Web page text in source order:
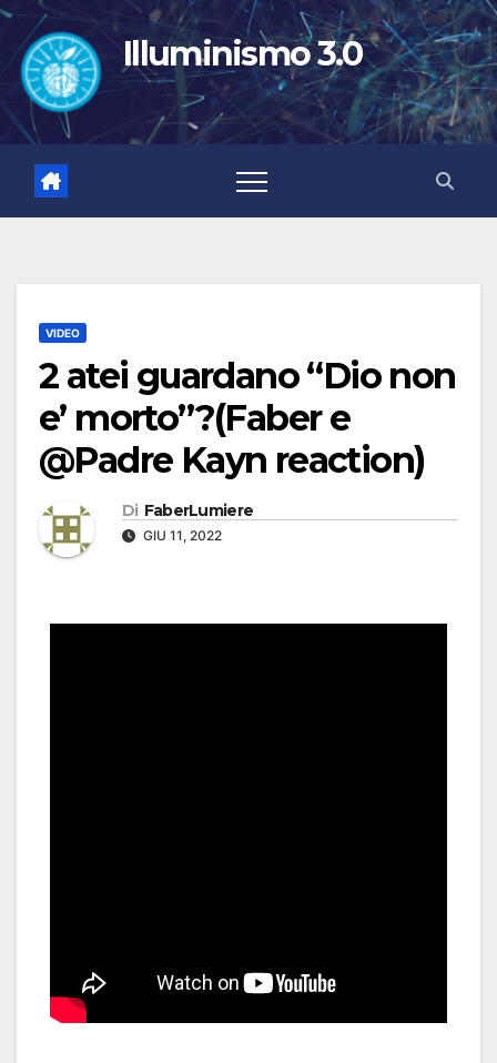
Salta
contenuto
Illuminismo 3.0
VIDEO
2 atei guardano “Dio non
e’ morto”?(Faber e
@Padre Kayn reaction)
Di FaberLumiere
GIU 11, 2022